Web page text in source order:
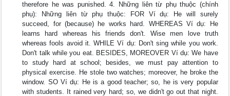
therefore he was punished. 4. Những liên từ phụ thuộc (chính
phụ): Những liên từ phụ thuộc: FOR Ví dụ: He will surely
succeed, for (because) he works hard. WHEREAS Ví dụ: He
learns hard whereas his friends don't. Wise men love truth
whereas fools avoid it. WHILE Ví dụ: Don't sing while you work.
Don't talk while you eat. BESIDES, MOREOVER Ví dụ: We have
to study hard at school; besides, we must pay attention to
physical exercise. He stole two watches; moreover, he broke the
window. SO Ví dụ: He is a good teacher; so, he is very popular
with students. It rained very hard; so, we didn't go out that night.